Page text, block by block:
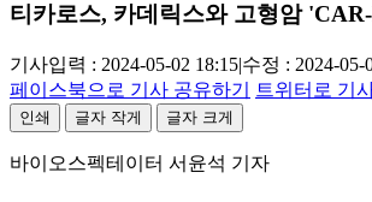
티카로스, 카데릭스와 고형암
기사입력 : 2024-05-02 18:15|수정 : 2024-05-
페이스북으로 기사 공유하기
트위터로 기
인쇄 글자 작게 글자 크게
바이오스펙테이터 서윤석 기자